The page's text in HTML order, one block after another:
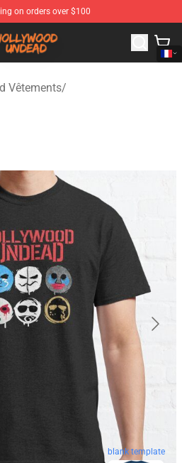
on orders over $100
- Official Hollywood Undead
Vêtements/
blank template